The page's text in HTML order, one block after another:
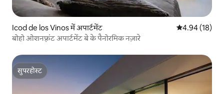
Icod de los Vinos में अपार्टमेंट औसत रेटिंग 5 में
4.94 (18)
बोहो ओशनफ़्रंट अपार्टमेंट बे के पैनोरमिक नज़ारे
सुपरहोस्ट
सुपरहोस्ट